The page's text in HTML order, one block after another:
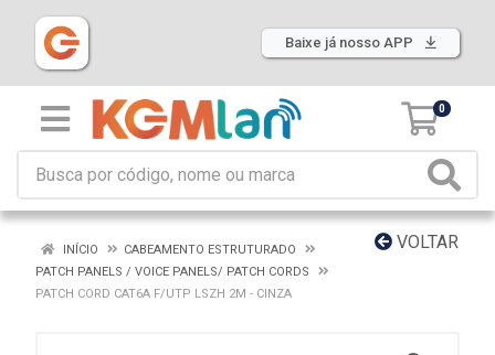
Baixe já nosso APP
0
VOLTAR
INÍCIO
CABEAMENTO ESTRUTURADO
PATCH PANELS / VOICE PANELS/ PATCH CORDS
PATCH CORD CAT6A F/UTP LSZH 2M - CINZA